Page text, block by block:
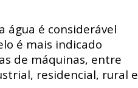
água é considerável
é mais indicado
de máquinas, entre
residencial, rural e